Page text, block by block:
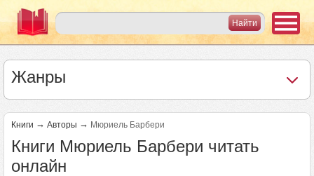
Жанры
Книги → Авторы → Мюриель Барбери
Книги Мюриель Барбери читать
онлайн